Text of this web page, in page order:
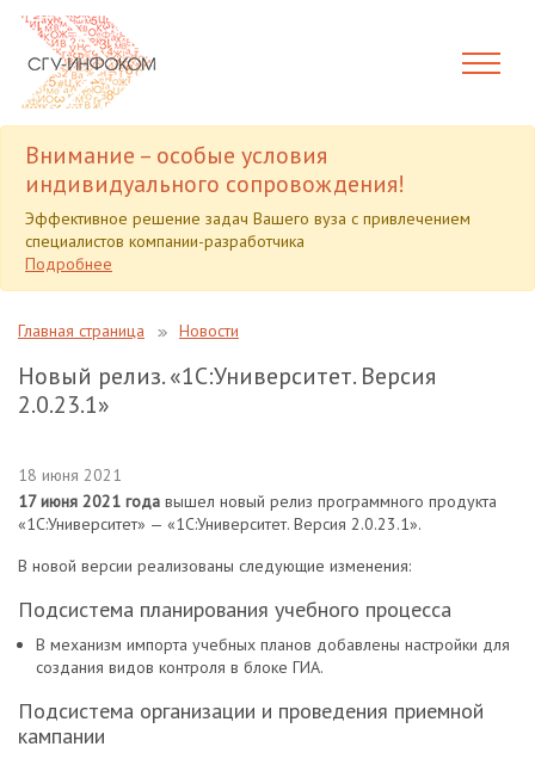
Внимание – особые условия
индивидуального сопровождения!
Эффективное решение задач Вашего вуза с привлечением
специалистов компании-разработчика
Подробнее
Главная страница Новости
Новый релиз. «1С:Университет. Версия
2.0.23.1»
18 июня 2021
17 июня 2021 года вышел новый релиз программного продукта
«1С:Университет» — «1С:Университет. Версия 2.0.23.1».
В новой версии реализованы следующие изменения:
Подсистема планирования учебного процесса
В механизм импорта учебных планов добавлены настройки для
создания видов контроля в блоке ГИА.
Подсистема организации и проведения приемной
кампании